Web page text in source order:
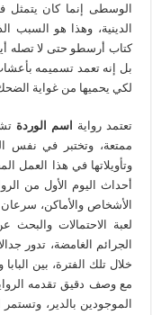
الوسطى إنما كان يتمثل
الدينية، وهذا هو السبب
كتاب أرسطو حتى لا تصله
بل إنه تعمد تسميمه
لكي يحميها من غواية
تعتمد رواية اسم الوردة
ممتعة، وتختبر في نفس
وتأويلاتها في هذا العمل
أحداث اليوم الأول من
الأشخاص والأماكن،
لعبة الاحتمالات والبحث
الجرائم الغامضة، تدور
خلال تلك الفترة، بين
مع وصف دقيق تقدمه
الموجودين بالدير،